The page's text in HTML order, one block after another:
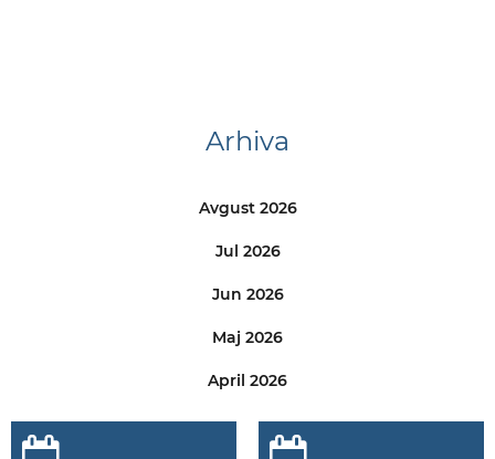
Arhiva
Avgust 2026
Jul 2026
Jun 2026
Maj 2026
April 2026